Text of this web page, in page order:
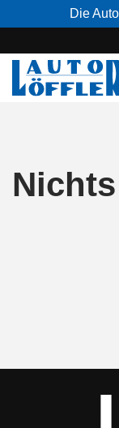
Die